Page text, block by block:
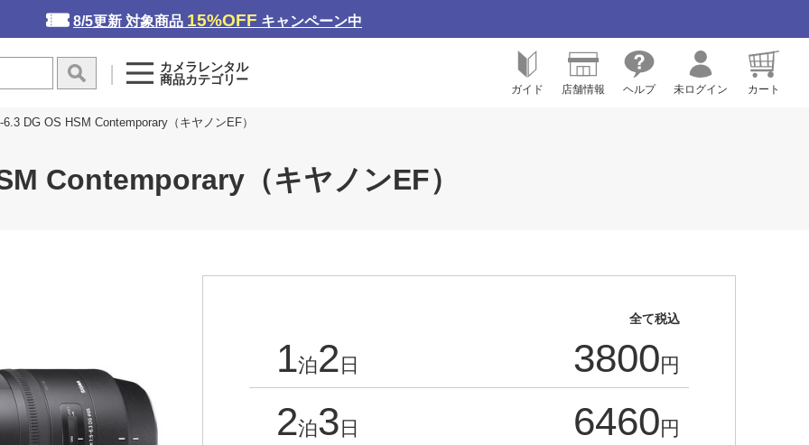
8/5更新 対象商品 15%OFF キャンペーン中
カメラレンタル
商品カテゴリー
ガイド 店舗情報 ヘルプ 未ログイン カート
DG OS HSM Contemporary（キヤノンEF）
Contemporary（キヤノンEF）
全て税込
1泊2 日 3800 円
2泊3 日 6460 円